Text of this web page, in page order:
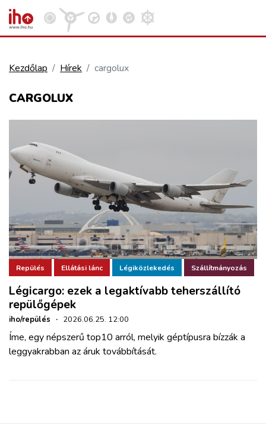
REPÜLÉS
KÖZLEKEDÉSFEJLESZTÉS
ELLÁTÁSI LÁNC
ZÖLDÚT
HAJÓZÁS
BLOG
Kezdőlap Hírek cargolux
CARGOLUX
Repülés Ellátási lánc Légiközlekedés Szállítmányozás
Légicargo: ezek a legaktívabb teherszállító
repülőgépek
iho/repülés · 2026.06.25. 12:00
Íme, egy népszerű top10 arról, melyik géptípusra bízzák a
leggyakrabban az áruk továbbítását.